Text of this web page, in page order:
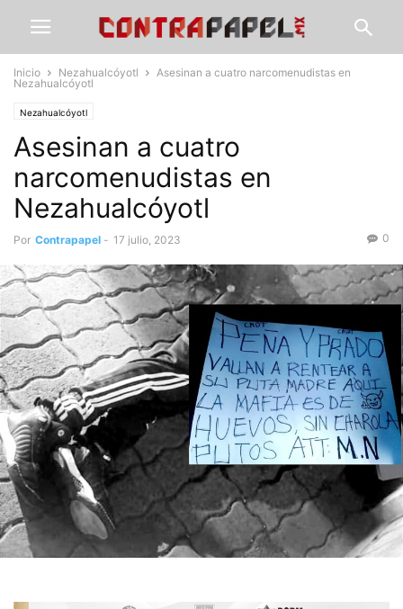
Inicio Nezahualcóyotl
Asesinan a cuatro narcomenudistas en
Nezahualcóyotl
Nezahualcóyotl
Asesinan a cuatro
narcomenudistas en
Nezahualcóyotl
Por Contrapapel - 17 julio, 2023 0